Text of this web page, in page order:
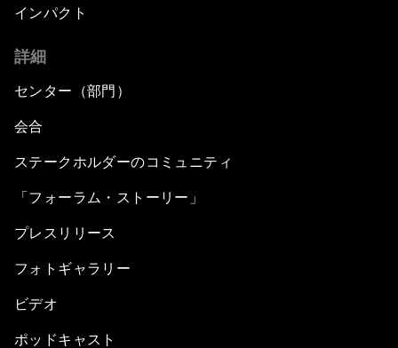
インパクト
詳細
センター（部門）
会合
ステークホルダーのコミュニティ
「フォーラム・ストーリー」
プレスリリース
フォトギャラリー
ビデオ
ポッドキャスト